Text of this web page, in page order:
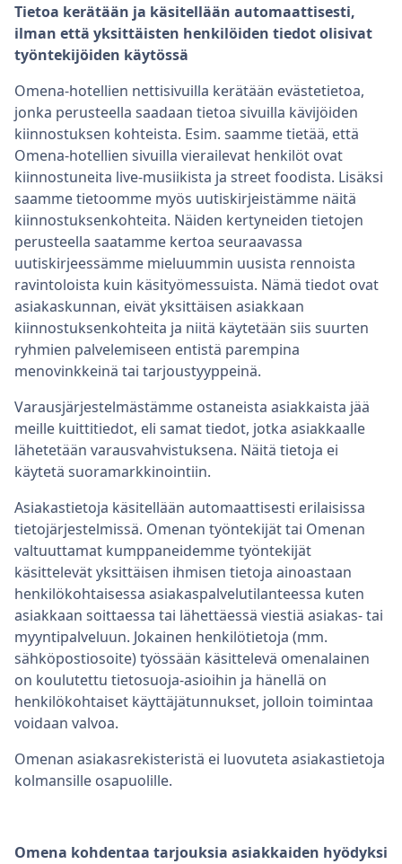
Tietoa kerätään ja käsitellään automaattisesti,
ilman että yksittäisten henkilöiden tiedot olisivat
työntekijöiden käytössä
Omena-hotellien nettisivuilla kerätään evästetietoa,
jonka perusteella saadaan tietoa sivuilla kävijöiden
kiinnostuksen kohteista. Esim. saamme tietää, että
Omena-hotellien sivuilla vierailevat henkilöt ovat
kiinnostuneita live-musiikista ja street foodista. Lisäksi
saamme tietoomme myös uutiskirjeistämme näitä
kiinnostuksenkohteita. Näiden kertyneiden tietojen
perusteella saatamme kertoa seuraavassa
uutiskirjeessämme mieluummin uusista rennoista
ravintoloista kuin käsityömessuista. Nämä tiedot ovat
asiakaskunnan, eivät yksittäisen asiakkaan
kiinnostuksenkohteita ja niitä käytetään siis suurten
ryhmien palvelemiseen entistä parempina
menovinkkeinä tai tarjoustyyppeinä.
Varausjärjestelmästämme ostaneista asiakkaista jää
meille kuittitiedot, eli samat tiedot, jotka asiakkaalle
lähetetään varausvahvistuksena. Näitä tietoja ei
käytetä suoramarkkinointiin.
Asiakastietoja käsitellään automaattisesti erilaisissa
tietojärjestelmissä. Omenan työntekijät tai Omenan
valtuuttamat kumppaneidemme työntekijät
käsittelevät yksittäisen ihmisen tietoja ainoastaan
henkilökohtaisessa asiakaspalvelutilanteessa kuten
asiakkaan soittaessa tai lähettäessä viestiä asiakas- tai
myyntipalveluun. Jokainen henkilötietoja (mm.
sähköpostiosoite) työssään käsittelevä omenalainen
on koulutettu tietosuoja-asioihin ja hänellä on
henkilökohtaiset käyttäjätunnukset, jolloin toimintaa
voidaan valvoa.
Omenan asiakasrekisteristä ei luovuteta asiakastietoja
kolmansille osapuolille.
Omena kohdentaa tarjouksia asiakkaiden hyödyksi